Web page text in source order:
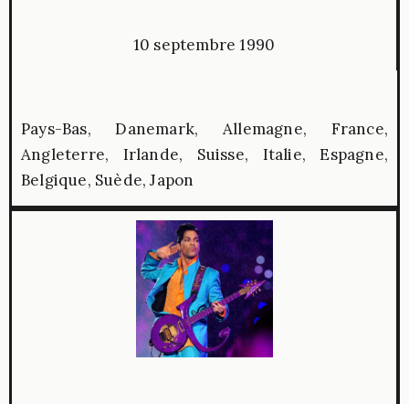
10 septembre 1990
Pays-Bas, Danemark, Allemagne, France,
Angleterre, Irlande, Suisse, Italie, Espagne,
Belgique, Suède, Japon